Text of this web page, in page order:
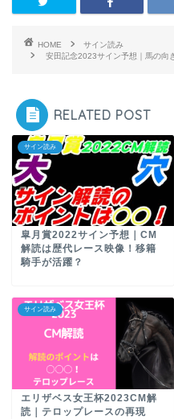
HOME
サイン読み
安田記念2023サイン予想｜馬の向
RELATED POST
サイン読み
皐月賞2022サイン予想｜CM
解読は歴代レース映像！移籍
騎手が活躍？
サイン読み
エリザベス女王杯2023CM解
読｜テロップレースの再現